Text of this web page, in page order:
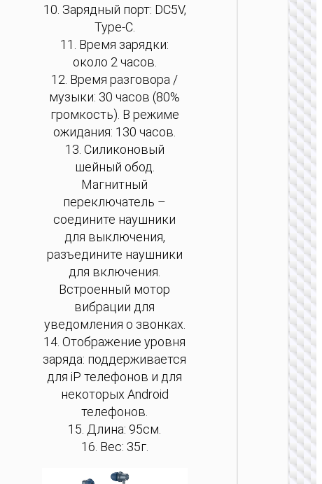
10. Зарядный порт: DC5V,
Type-C.
11. Время зарядки:
около 2 часов.
12. Время разговора /
музыки: 30 часов (80%
громкость). В режиме
ожидания: 130 часов.
13. Силиконовый
шейный обод.
Магнитный
переключатель –
соедините наушники
для выключения,
разъедините наушники
для включения.
Встроенный мотор
вибрации для
уведомления о звонках.
14. Отображение уровня
заряда: поддерживается
для iP телефонов и для
некоторых Android
телефонов.
15. Длина: 95см.
16. Вес: 35г.
“W54
и